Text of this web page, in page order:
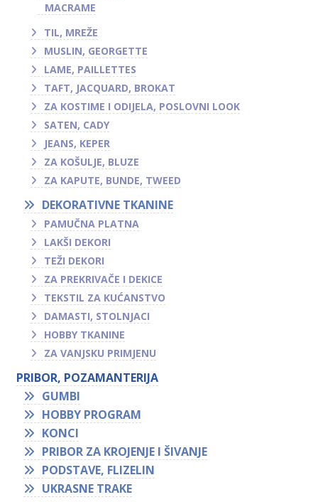
MACRAME
TIL, MREŽE
MUSLIN, GEORGETTE
LAME, PAILLETTES
TAFT, JACQUARD, BROKAT
ZA KOSTIME I ODIJELA, POSLOVNI LOOK
SATEN, CADY
JEANS, KEPER
ZA KOŠULJE, BLUZE
ZA KAPUTE, BUNDE, TWEED
DEKORATIVNE TKANINE
PAMUČNA PLATNA
LAKŠI DEKORI
TEŽI DEKORI
ZA PREKRIVAČE I DEKICE
TEKSTIL ZA KUĆANSTVO
DAMASTI, STOLNJACI
HOBBY TKANINE
ZA VANJSKU PRIMJENU
PRIBOR, POZAMANTERIJA
GUMBI
HOBBY PROGRAM
KONCI
PRIBOR ZA KROJENJE I ŠIVANJE
PODSTAVE, FLIZELIN
UKRASNE TRAKE